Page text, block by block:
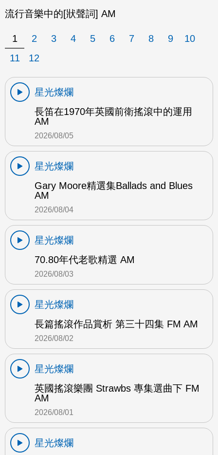
流行音樂中的[狀聲詞] AM
1 2 3 4 5 6 7 8 9
10
11
12
星光燦爛
長笛在1970年英國前衛搖滾中的運用
AM
2026/08/05
星光燦爛
Gary Moore精選集Ballads and Blues
AM
2026/08/04
星光燦爛
70.80年代老歌精選 AM
2026/08/03
星光燦爛
長篇搖滾作品賞析 第三十四集 FM AM
2026/08/02
星光燦爛
英國搖滾樂團 Strawbs 專集選曲下 FM
AM
2026/08/01
星光燦爛